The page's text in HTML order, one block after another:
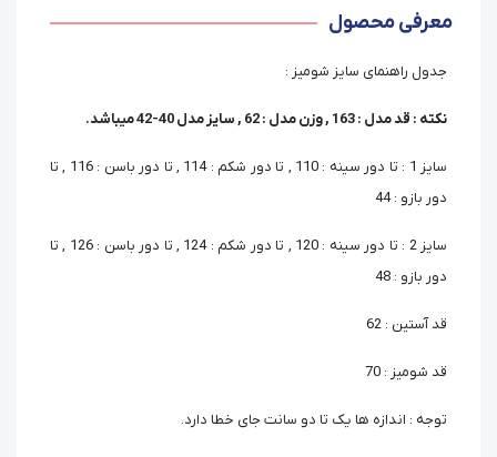
معرفی محصول
جدول راهنمای سایز شومیز :
نکته : قد مدل : 163 , وزن مدل : 62 , سایز مدل 40-42 میباشد.
سایز 1 : تا دور سینه : 110 , تا دور شکم : 114 , تا دور باسن : 116 , تا
دور بازو : 44
سایز 2 : تا دور سینه : 120 , تا دور شکم : 124 , تا دور باسن : 126 , تا
دور بازو : 48
قد آستین : 62
قد شومیز : 70
توجه : اندازه ها یک تا دو سانت جای خطا دارد.